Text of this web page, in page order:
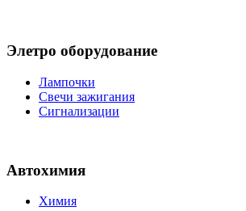
Элетро оборудование
Лампочки
Свечи зажигания
Сигнализации
Автохимия
Химия